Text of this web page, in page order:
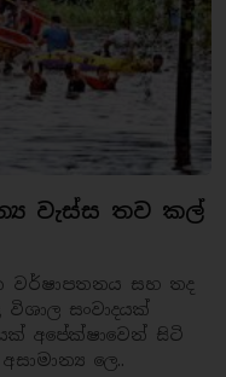
වැස්ස තව කල්
වර්ෂාපතනය සහ තද
සංවාදයක්
අපේක්ෂාවෙන් සිටි
ලෙ..